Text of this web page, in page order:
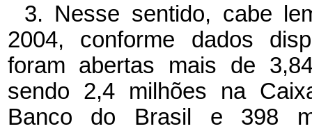
3. Nesse sentido, cabe
2004, conforme dados
foram abertas mais de
sendo 2,4 milhões na
Banco do Brasil e 398